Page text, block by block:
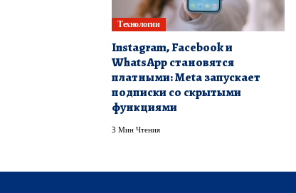
Технологии
Instagram, Facebook и
WhatsApp становятся
платными: Meta запускает
подписки со скрытыми
функциями
3 Мин Чтения